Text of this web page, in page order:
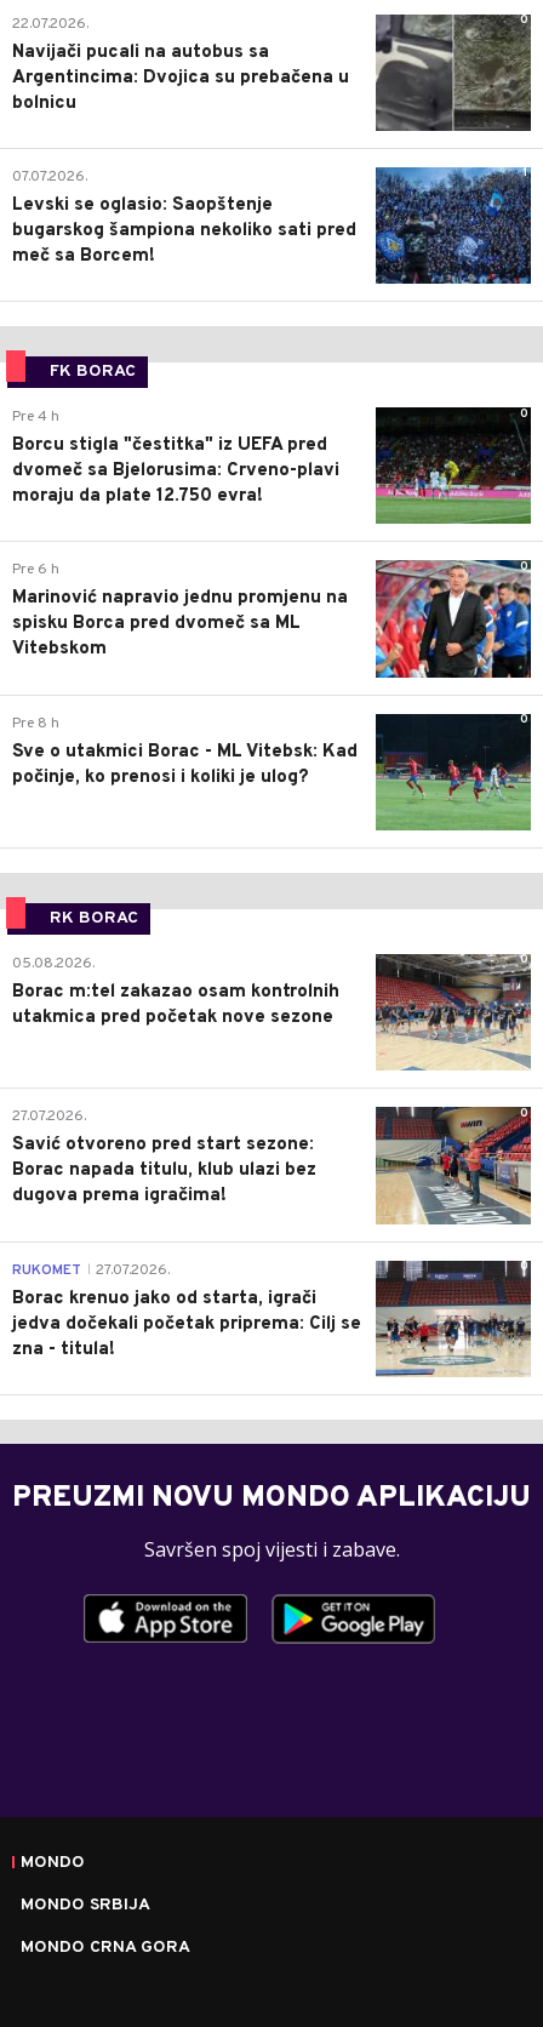
0
22.07.2026.
Navijači pucali na autobus sa
Argentincima: Dvojica su prebačena u
bolnicu
1
07.07.2026.
Levski se oglasio: Saopštenje
bugarskog šampiona nekoliko sati pred
meč sa Borcem!
FK BORAC
0
Pre 4 h
Borcu stigla "čestitka" iz UEFA pred
dvomeč sa Bjelorusima: Crveno-plavi
moraju da plate 12.750 evra!
0
Pre 6 h
Marinović napravio jednu promjenu na
spisku Borca pred dvomeč sa ML
Vitebskom
0
Pre 8 h
Sve o utakmici Borac - ML Vitebsk: Kad
počinje, ko prenosi i koliki je ulog?
RK BORAC
0
05.08.2026.
Borac m:tel zakazao osam kontrolnih
utakmica pred početak nove sezone
0
27.07.2026.
Savić otvoreno pred start sezone:
Borac napada titulu, klub ulazi bez
dugova prema igračima!
0
RUKOMET 27.07.2026.
Borac krenuo jako od starta, igrači
jedva dočekali početak priprema: Cilj se
zna - titula!
PREUZMI NOVU MONDO APLIKACIJU
Savršen spoj vijesti i zabave.
MONDO
MONDO SRBIJA
MONDO CRNA GORA